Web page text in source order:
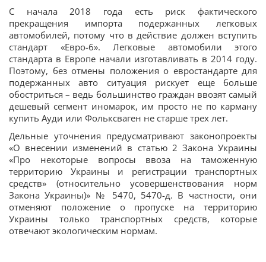
С начала 2018 года есть риск фактического
прекращения импорта подержанных легковых
автомобилей, потому что в действие должен вступить
стандарт «Евро-6». Легковые автомобили этого
стандарта в Европе начали изготавливать в 2014 году.
Поэтому, без отмены положения о евростандарте для
подержанных авто ситуация рискует еще больше
обостриться – ведь большинство граждан ввозят самый
дешевый сегмент иномарок, им просто не по карману
купить Ауди или Фольксваген не старше трех лет.
Дельные уточнения предусматривают законопроекты
«О внесении изменений в статью 2 Закона Украины
«Про некоторые вопросы ввоза на таможенную
территорию Украины и регистрации транспортных
средств» (относительно усовершенствования норм
Закона Украины)» № 5470, 5470-д. В частности, они
отменяют положение о пропуске на территорию
Украины только транспортных средств, которые
отвечают экологическим нормам.